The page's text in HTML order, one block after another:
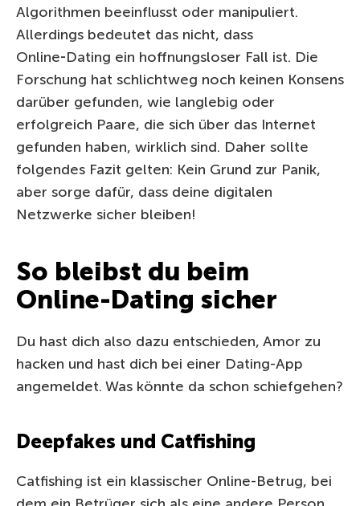
Algorithmen beeinflusst oder manipuliert.
Allerdings bedeutet das nicht, dass
Online‑Dating ein hoffnungsloser Fall ist. Die
Forschung hat schlichtweg noch keinen Konsens
darüber gefunden, wie langlebig oder
erfolgreich Paare, die sich über das Internet
gefunden haben, wirklich sind. Daher sollte
folgendes Fazit gelten: Kein Grund zur Panik,
aber sorge dafür, dass deine digitalen
Netzwerke sicher bleiben!
So bleibst du beim
Online-Dating sicher
Du hast dich also dazu entschieden, Amor zu
hacken und hast dich bei einer Dating-App
angemeldet. Was könnte da schon schiefgehen?
Deepfakes und Catfishing
Catfishing ist ein klassischer Online-Betrug, bei